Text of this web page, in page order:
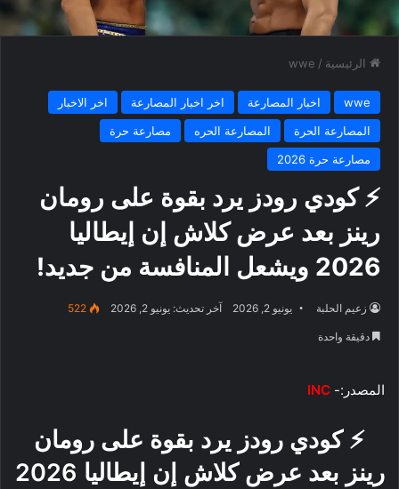
الرئيسية /
wwe
wwe اخبار المصارعة اخر اخبار المصارعة
اخر الاخبار
المصارعة الحرة
المصارعة الحره
مصارعة حرة
مصارعة حرة 2026
⚡ كودي رودز يرد بقوة على رومان
رينز بعد عرض كلاش إن إيطاليا
2026 ويشعل المنافسة من جديد!
زعيم الحلبة يونيو 2, 2026 آخر تحديث: يونيو 2, 2026 522
دقيقة واحدة
المصدر:- INC
⚡ كودي رودز يرد بقوة على رومان
رينز بعد عرض كلاش إن إيطاليا 2026